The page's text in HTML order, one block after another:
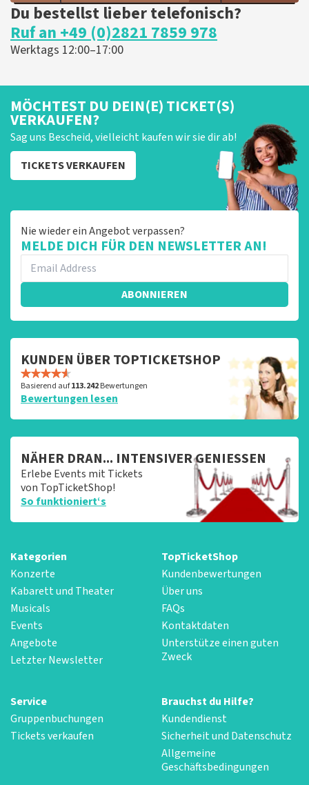
Du bestellst lieber telefonisch?
Ruf an +49 (0)2821 7859 978
Werktags 12:00–17:00
MÖCHTEST DU DEIN(E) TICKET(S)
VERKAUFEN?
Sag uns Bescheid, vielleicht kaufen wir sie dir ab!
TICKETS VERKAUFEN
Nie wieder ein Angebot verpassen?
MELDE DICH FÜR DEN NEWSLETTER AN!
ABONNIEREN
KUNDEN ÜBER TOPTICKETSHOP
Basierend auf113.242Bewertungen
Bewertungen lesen
NÄHER DRAN... INTENSIVER GENIESSEN
Erlebe Events mit Tickets
von TopTicketShop!
So funktioniert‘s
Kategorien
Konzerte
Kabarett und Theater
Musicals
Events
Angebote
Letzter Newsletter
TopTicketShop
Kundenbewertungen
Über uns
FAQs
Kontaktdaten
Unterstütze einen guten
Zweck
Service
Gruppenbuchungen
Tickets verkaufen
Brauchst du Hilfe?
Kundendienst
Sicherheit und Datenschutz
Allgemeine
Geschäftsbedingungen